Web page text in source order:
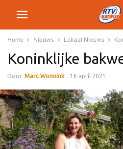
Home Nieuws Lokaal Nieuws
Koninklijke
Door Marc Wonnink - 16 april 2021